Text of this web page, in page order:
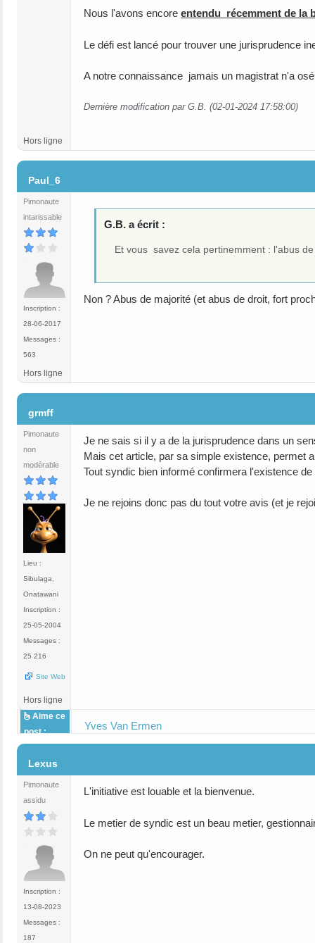
Nous l'avons encore entendu récemment de la
Le défi est lancé pour trouver une jurisprudence
A notre connaissance jamais un magistrat n'a
Dernière modification par G.B. (02-01-2024 17:58:00)
Hors ligne
Paul_6
Pimonaute
intarissable
Inscription :
28-06-2017
Messages :
563
G.B. a écrit :
Et vous savez cela pertinemment : l'abus
Non ? Abus de majorité (et abus de droit, fort
Hors ligne
grmff
Pimonaute
non
modérable
Lieu :
Sibulaga,
Onatawani
Inscription :
25-05-2004
Messages :
25 216
Site Web
Je ne sais si il y a de la jurisprudence dans un
Mais cet article, par sa simple existence, permet
Tout syndic bien informé confirmera l'existence
Je ne rejoins donc pas du tout votre avis (et je
Hors ligne
Aime ce
post :
Yves Van Ermen
Lexus
Pimonaute
assidu
Inscription :
13-08-2023
Messages :
187
L'initiative est louable et la bienvenue.
Le metier de syndic est un beau metier,
On ne peut qu'encourager.